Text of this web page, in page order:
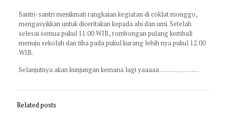
Santri-santri menikmati rangkaian kegiatan di coklat monggo,
mengasyikkan untuk diceritakan kepada abi dan umi. Setelah
selesai semua pukul 11.00 WIB, rombongan pulang kembali
menuju sekolah dan tiba pada pukul kurang lebih nya pukul 12.00
WIB.
Selanjutnya akan kunjungan kemana lagi yaaaaa …………………
Related posts